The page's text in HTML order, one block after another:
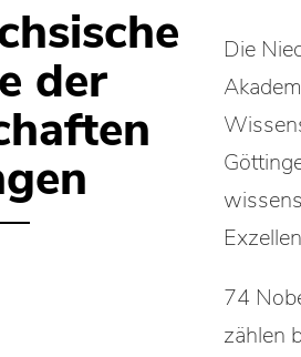
der
Die
74
zählen